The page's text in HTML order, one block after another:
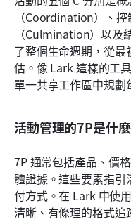
（Coordination）、
（Culmination）以及
了整個生命週期，從
估。像 Lark 這樣的工
單一共享工作區中規劃
活動管理的7P是什
7P 通常包括產品、價
體證據。這些要素指
付方式。在 Lark 中使
清晰、有條理的格式追